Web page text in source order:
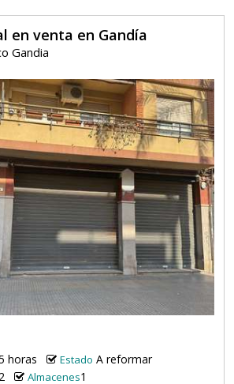
en venta en Gandía
Gandia
horas Estado A reformar
Almacenes1